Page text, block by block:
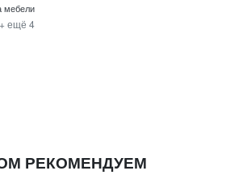
мебели
+ ещё 4
РЕКОМЕНДУЕМ